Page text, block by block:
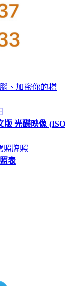
、加密你的檔
版 光碟映像 (ISO
照牌照
表